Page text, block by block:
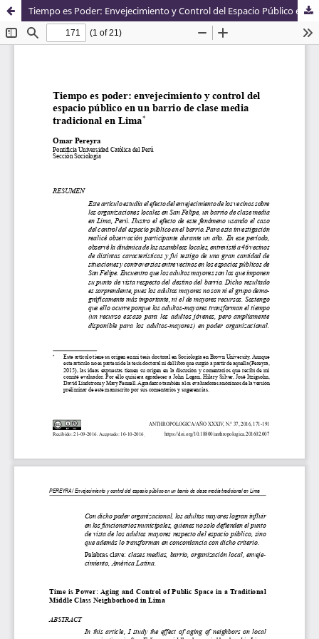
Tiempo es Poder: Envejecimiento y Control del Espacio Público en un Barrio de Clase Media Tradicional en Lima